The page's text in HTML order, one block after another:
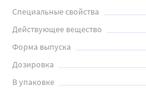
Специальные свойства
Действующее вещество
Форма выпуска
Дозировка
В упаковке